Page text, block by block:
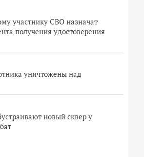
участнику СВО назначат
получения удостоверения
уничтожены над
новый сквер у